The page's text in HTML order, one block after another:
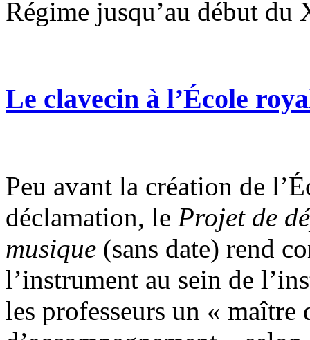
Régime jusqu’au début du
Le clavecin à l’École
Peu avant la création de
déclamation, le Projet de
musique (sans date) rend
l’instrument au sein de
les professeurs un « maître